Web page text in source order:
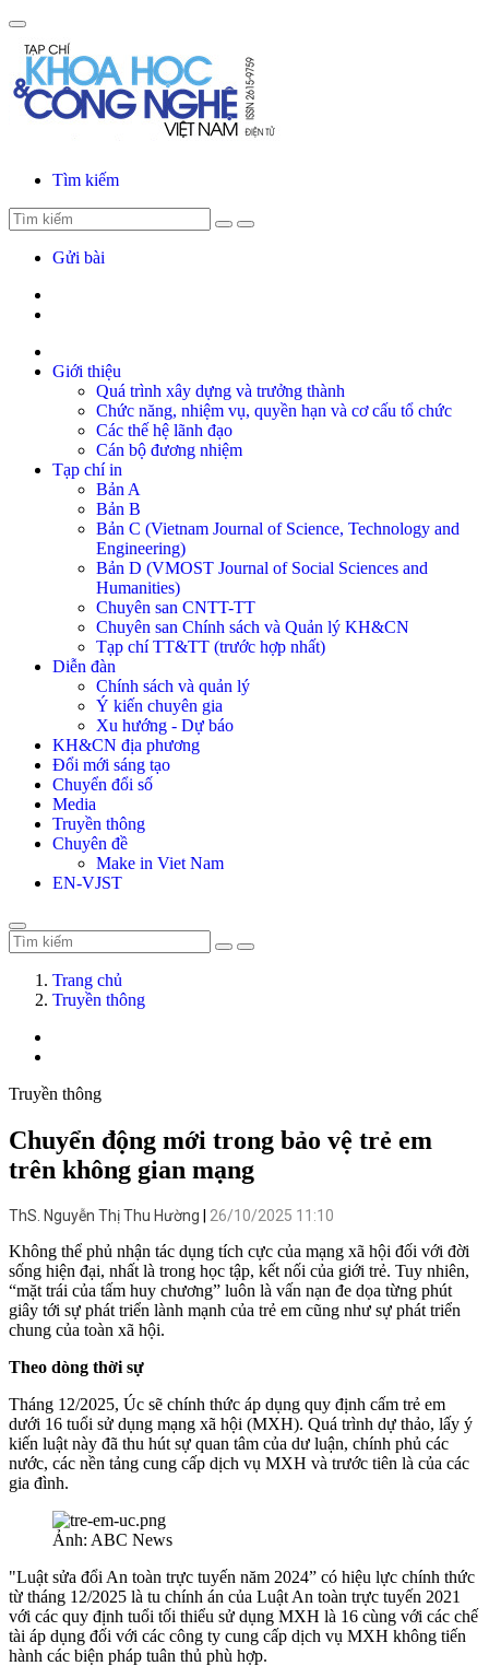
Tìm kiếm
Gửi bài
Giới thiệu
Quá trình xây dựng và trưởng thành
Chức năng, nhiệm vụ, quyền hạn và cơ cấu tổ chức
Các thế hệ lãnh đạo
Cán bộ đương nhiệm
Tạp chí in
Bản A
Bản B
Bản C (Vietnam Journal of Science, Technology and
Engineering)
Bản D (VMOST Journal of Social Sciences and
Humanities)
Chuyên san CNTT-TT
Chuyên san Chính sách và Quản lý KH&CN
Tạp chí TT&TT (trước hợp nhất)
Diễn đàn
Chính sách và quản lý
Ý kiến chuyên gia
Xu hướng - Dự báo
KH&CN địa phương
Đổi mới sáng tạo
Chuyển đổi số
Media
Truyền thông
Chuyên đề
Make in Viet Nam
EN-VJST
Trang chủ
Truyền thông
Truyền thông
Chuyển động mới trong bảo vệ trẻ em
trên không gian mạng
ThS. Nguyễn Thị Thu Hường 26/10/2025 11:10
Không thể phủ nhận tác dụng tích cực của mạng xã hội đối với đời
sống hiện đại, nhất là trong học tập, kết nối của giới trẻ. Tuy nhiên,
“mặt trái của tấm huy chương” luôn là vấn nạn đe dọa từng phút
giây tới sự phát triển lành mạnh của trẻ em cũng như sự phát triển
chung của toàn xã hội.
Theo dòng thời sự
Tháng 12/2025, Úc sẽ chính thức áp dụng quy định cấm trẻ em
dưới 16 tuổi sử dụng mạng xã hội (MXH). Quá trình dự thảo, lấy ý
kiến luật này đã thu hút sự quan tâm của dư luận, chính phủ các
nước, các nền tảng cung cấp dịch vụ MXH và trước tiên là của các
gia đình.
Ảnh: ABC News
"Luật sửa đổi An toàn trực tuyến năm 2024” có hiệu lực chính thức
từ tháng 12/2025 là tu chính án của Luật An toàn trực tuyến 2021
với các quy định tuổi tối thiểu sử dụng MXH là 16 cùng với các chế
tài áp dụng đối với các công ty cung cấp dịch vụ MXH không tiến
hành các biện pháp tuân thủ phù hợp.
Gửi bình luận